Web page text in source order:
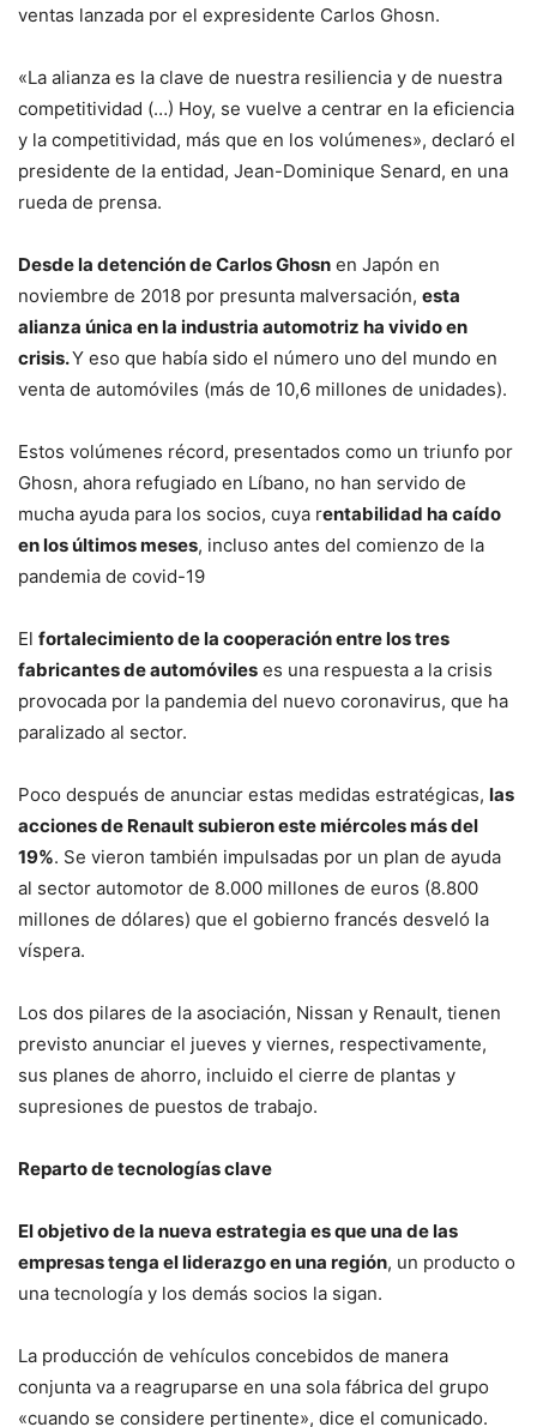
ventas lanzada por el expresidente Carlos Ghosn.
«La alianza es la clave de nuestra resiliencia y de nuestra
competitividad (…) Hoy, se vuelve a centrar en la eficiencia
y la competitividad, más que en los volúmenes», declaró el
presidente de la entidad, Jean-Dominique Senard, en una
rueda de prensa.
Desde la detención de Carlos Ghosn en Japón en
noviembre de 2018 por presunta malversación, esta
alianza única en la industria automotriz ha vivido en
crisis.Y eso que había sido el número uno del mundo en
venta de automóviles (más de 10,6 millones de unidades).
Estos volúmenes récord, presentados como un triunfo por
Ghosn, ahora refugiado en Líbano, no han servido de
mucha ayuda para los socios, cuya rentabilidad ha caído
en los últimos meses, incluso antes del comienzo de la
pandemia de covid-19
El fortalecimiento de la cooperación entre los tres
fabricantes de automóviles es una respuesta a la crisis
provocada por la pandemia del nuevo coronavirus, que ha
paralizado al sector.
Poco después de anunciar estas medidas estratégicas, las
acciones de Renault subieron este miércoles más del
19%. Se vieron también impulsadas por un plan de ayuda
al sector automotor de 8.000 millones de euros (8.800
millones de dólares) que el gobierno francés desveló la
víspera.
Los dos pilares de la asociación, Nissan y Renault, tienen
previsto anunciar el jueves y viernes, respectivamente,
sus planes de ahorro, incluido el cierre de plantas y
supresiones de puestos de trabajo.
Reparto de tecnologías clave
El objetivo de la nueva estrategia es que una de las
empresas tenga el liderazgo en una región, un producto o
una tecnología y los demás socios la sigan.
La producción de vehículos concebidos de manera
conjunta va a reagruparse en una sola fábrica del grupo
«cuando se considere pertinente», dice el comunicado.